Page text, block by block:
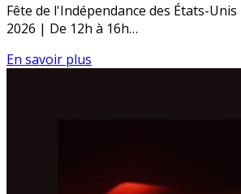
Fête de l'Indépendance des États-
2026 | De 12h à 16h…
En savoir plus